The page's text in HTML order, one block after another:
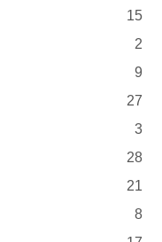
15
2
9
27
3
28
21
8